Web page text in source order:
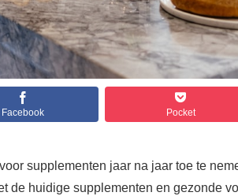
Facebook Pocket
supplementen jaar na jaar toe te
de huidige supplementen en gezonde